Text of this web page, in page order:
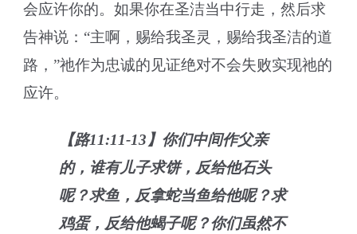
会应许你的。如果你在圣洁当中行走，然后求
告神说：“主啊，赐给我圣灵，赐给我圣洁的道
路，”祂作为忠诚的见证绝对不会失败实现祂的
应许。
【路11:11-13】你们中间作父亲
的，谁有儿子求饼，反给他石头
呢？求鱼，反拿蛇当鱼给他呢？求
鸡蛋，反给他蝎子呢？你们虽然不